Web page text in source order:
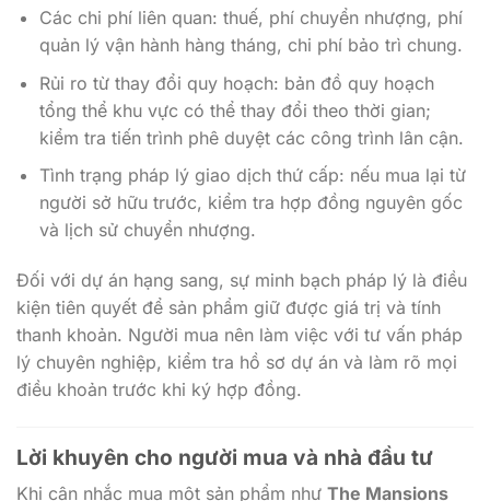
Rủi ro từ thay đổi quy hoạch: bản đồ quy hoạch
tổng thể khu vực có thể thay đổi theo thời gian;
kiểm tra tiến trình phê duyệt các công trình lân cận.
Tình trạng pháp lý giao dịch thứ cấp: nếu mua lại từ
người sở hữu trước, kiểm tra hợp đồng nguyên gốc
và lịch sử chuyển nhượng.
Đối với dự án hạng sang, sự minh bạch pháp lý là điều
thanh khoản. Người mua nên làm việc với tư vấn pháp
lý chuyên nghiệp, kiểm tra hồ sơ dự án và làm rõ mọi
điều khoản trước khi ký hợp đồng.
Lời khuyên cho người mua và nhà đầu tư
Thư Lâm, người mua (ở thực) và nhà đầu tư cần có
chiến lược rõ ràng: